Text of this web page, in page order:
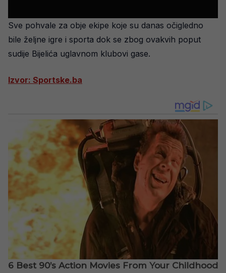
Sve pohvale za obje ekipe koje su danas očigledno
bile željne igre i sporta dok se zbog ovakvih poput
sudije Bijelića uglavnom klubovi gase.
Izvor: Sportske.ba